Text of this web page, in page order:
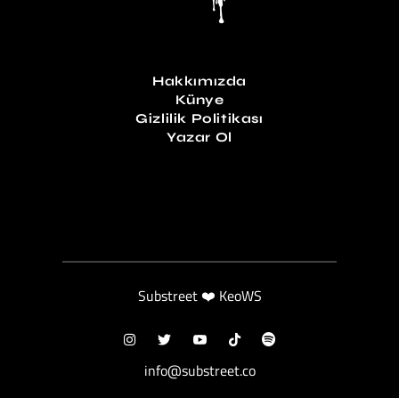
Hakkımızda
Künye
Gizlilik Politikası
Yazar Ol
Substreet ❤️ KeoWS
info@substreet.co